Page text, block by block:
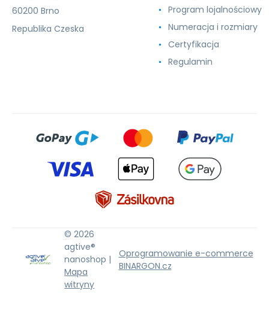
60200 Brno
Republika Czeska
Program lojalnościowy
Numeracja i rozmiary
Certyfikacja
Regulamin
© 2026
agtive®
nanoshop |
Mapa
witryny
Oprogramowanie e-commerce
BINARGON.cz